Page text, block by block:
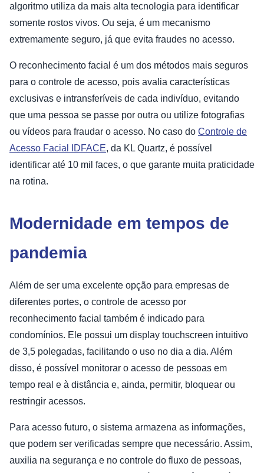
algoritmo utiliza da mais alta tecnologia para identificar
somente rostos vivos. Ou seja, é um mecanismo
extremamente seguro, já que evita fraudes no acesso.
O reconhecimento facial é um dos métodos mais seguros
para o controle de acesso, pois avalia características
exclusivas e intransferíveis de cada indivíduo, evitando
que uma pessoa se passe por outra ou utilize fotografias
ou vídeos para fraudar o acesso. No caso do Controle de
Acesso Facial IDFACE, da KL Quartz, é possível
identificar até 10 mil faces, o que garante muita praticidade
na rotina.
Modernidade em tempos de
pandemia
Além de ser uma excelente opção para empresas de
diferentes portes, o controle de acesso por
reconhecimento facial também é indicado para
condomínios. Ele possui um display touchscreen intuitivo
de 3,5 polegadas, facilitando o uso no dia a dia. Além
disso, é possível monitorar o acesso de pessoas em
tempo real e à distância e, ainda, permitir, bloquear ou
restringir acessos.
Para acesso futuro, o sistema armazena as informações,
que podem ser verificadas sempre que necessário. Assim,
auxilia na segurança e no controle do fluxo de pessoas,